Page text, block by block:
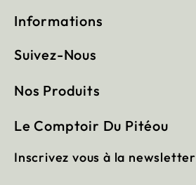
Informations
Suivez-Nous
Nos Produits
Le Comptoir Du Pitéou
Inscrivez vous à la newsletter